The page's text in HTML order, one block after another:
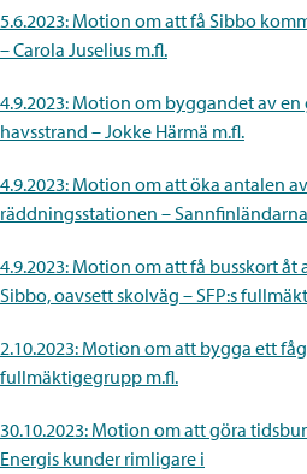
5.6.2023: Motion om att få Sibbo
– Carola Juselius m.fl.
4.9.2023: Motion om byggandet av
havsstrand – Jokke Härmä m.fl.
4.9.2023: Motion om att öka antalen
räddningsstationen –
4.9.2023: Motion om att få busskort
Sibbo, oavsett skolväg – SFP:s
2.10.2023: Motion om att bygga ett
fullmäktigegrupp m.fl.
30.10.2023: Motion om att göra
Energis kunder rimligare i